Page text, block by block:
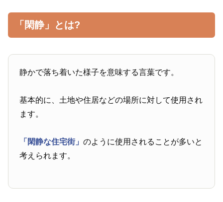
「閑静」とは?
静かで落ち着いた様子を意味する言葉です。
基本的に、土地や住居などの場所に対して使用され
ます。
「閑静な住宅街」のように使用されることが多いと
考えられます。